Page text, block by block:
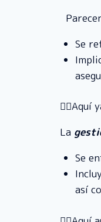
Se
🧑‍✈️Aquí
La
Se
así